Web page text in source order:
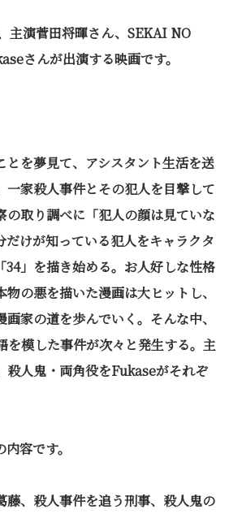
主演菅田将暉さん、SEKAI NO
さんが出演する映画です。
とを夢見て、アシスタント生活を送
一家殺人事件とその犯人を目撃して
の取り調べに「犯人の顔は見ていな
だけが知っている犯人をキャラクタ
34」を描き始める。お人好しな性格
の悪を描いた漫画は大ヒットし、
家の道を歩んでいく。そんな中、
を模した事件が次々と発生する。主
殺人鬼・両角役をFukaseがそれぞ
容です。
藤、殺人事件を追う刑事、殺人鬼の